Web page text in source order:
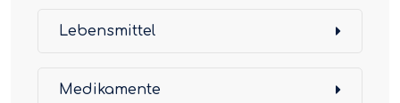
Lebensmittel
Medikamente